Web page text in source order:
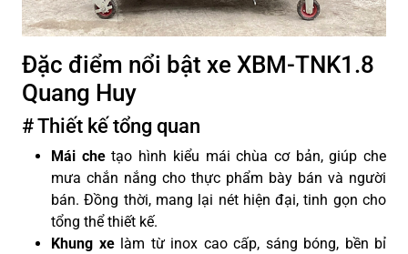
Đặc điểm nổi bật xe XBM-TNK1.8
Quang Huy
# Thiết kế tổng quan
Mái chetạo hình kiểu mái chùa cơ bản, giúp che
mưa chắn nắng cho thực phẩm bày bán và người
bán. Đồng thời, mang lại nét hiện đại, tinh gọn cho
tổng thể thiết kế.
Khung xelàm từ inox cao cấp, sáng bóng, bền bỉ